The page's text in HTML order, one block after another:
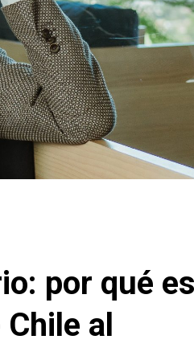
por qué
al